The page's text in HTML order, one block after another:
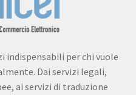
indispensabili per chi vuole
Dai servizi legali,
ai servizi di traduzione